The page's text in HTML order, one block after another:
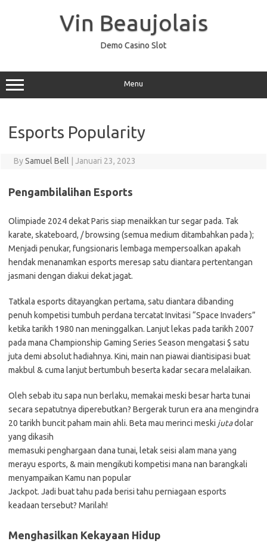
Vin Beaujolais
Demo Casino Slot
Menu
Esports Popularity
BySamuel Bell Januari 23, 2023
Pengambilalihan Esports
Olimpiade 2024 dekat Paris siap menaikkan tur segar pada. Tak
karate, skateboard, / browsing (semua medium ditambahkan pada );
Menjadi penukar, fungsionaris lembaga mempersoalkan apakah
hendak menanamkan esports meresap satu diantara pertentangan
jasmani dengan diakui dekat jagat.
Tatkala esports ditayangkan pertama, satu diantara dibanding
penuh kompetisi tumbuh perdana tercatat Invitasi “Space Invaders”
ketika tarikh 1980 nan meninggalkan. Lanjut lekas pada tarikh 2007
pada mana Championship Gaming Series Season mengatasi $ satu
juta demi absolut hadiahnya. Kini, main nan piawai diantisipasi buat
makbul & cuma lanjut bertumbuh beserta kadar secara melalaikan.
Oleh sebab itu sapa nun berlaku, memakai meski besar harta tunai
secara sepatutnya diperebutkan? Bergerak turun era ana mengindra
20 tarikh buncit paham main ahli. Beta mau merinci meski jutadolar
yang dikasih
memasuki penghargaan dana tunai, letak seisi alam mana yang
merayu esports, & main mengikuti kompetisi mana nan barangkali
menyampaikan Kamu nan popular
Jackpot. Jadi buat tahu pada berisi tahu perniagaan esports
keadaan tersebut? Marilah!
Menghasilkan Kekayaan Hidup